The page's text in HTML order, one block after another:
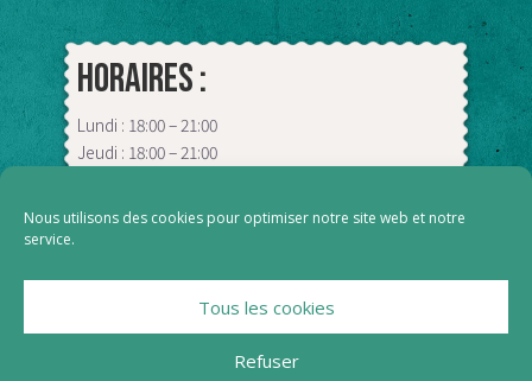
Nous utilisons des cookies pour optimiser notre site web et notre
service.
Tous les cookies
Refuser
Horaires :
Lundi : 18:00 – 21:00
Jeudi : 18:00 – 21:00
Samedi : 18:00 – 00:00
© 2023 Hérisson Social Club – Site réalisé par